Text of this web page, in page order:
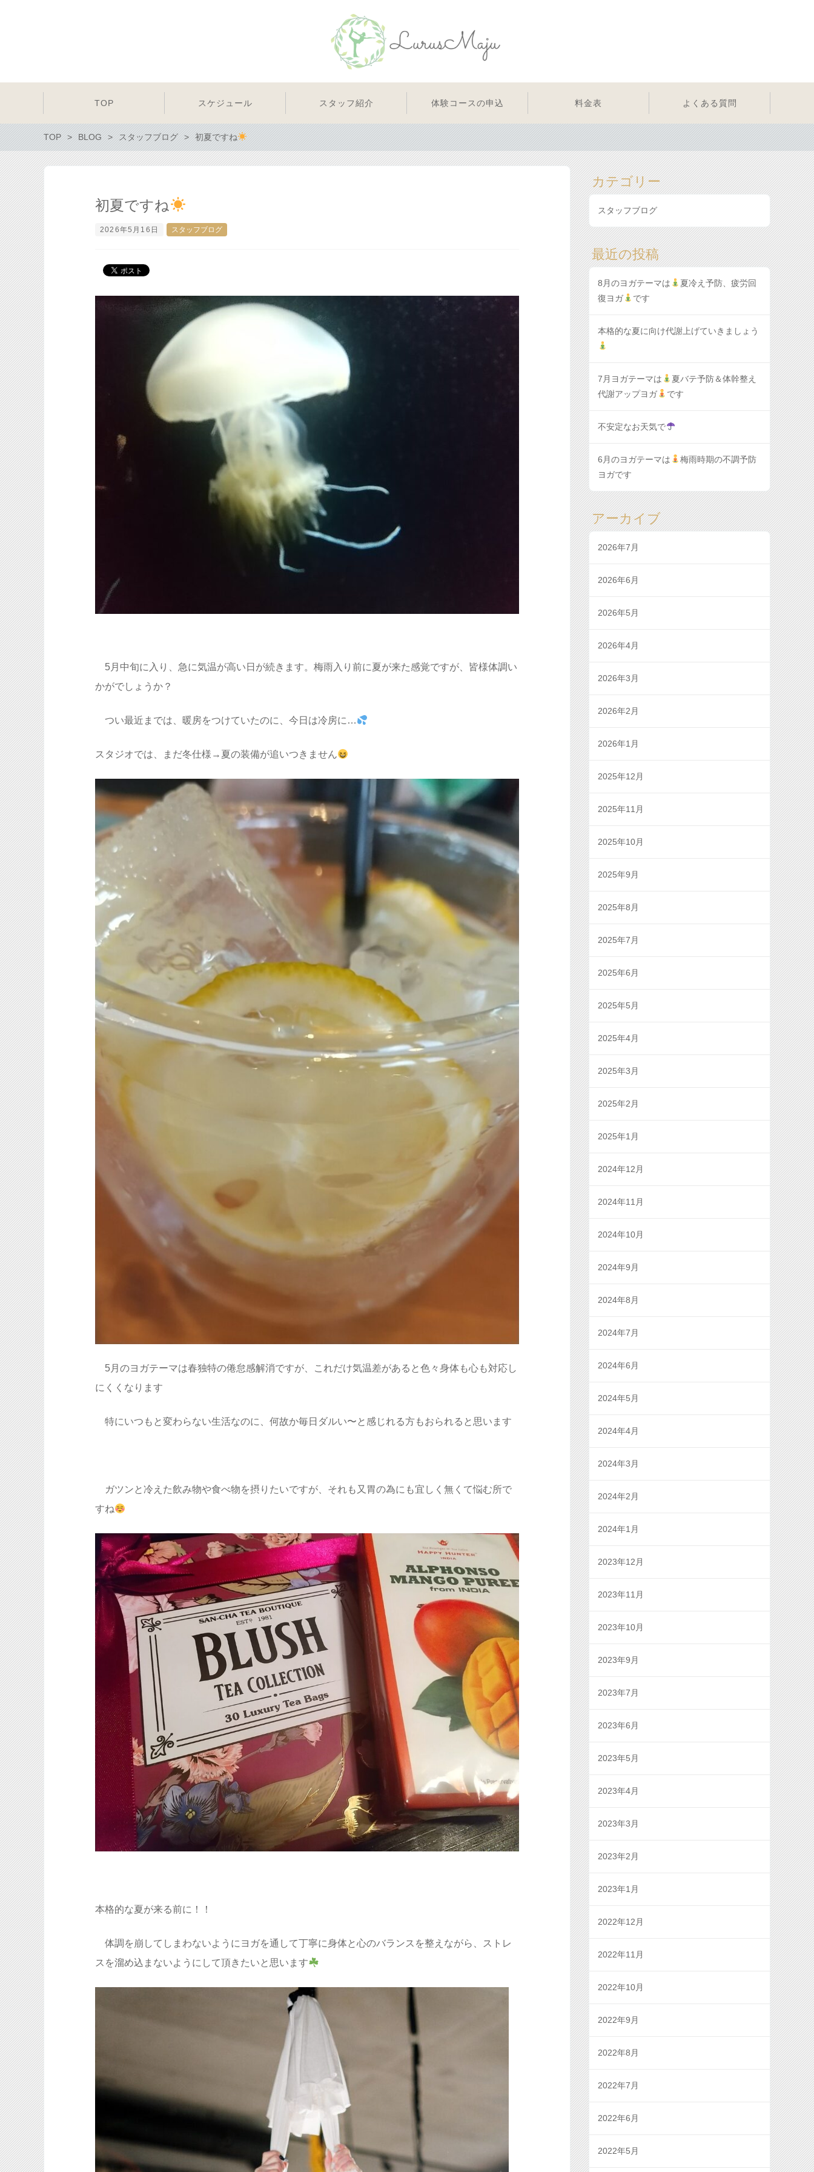
TOP スケジュール スタッフ紹介 体験コースの申込 料金表 よくある質問
TOP BLOG スタッフブログ 初夏ですね
初夏ですね
2026年5月16日 スタッフブログ
5月中旬に入り、急に気温が高い日が続きます。梅雨入り前に夏が来た感覚ですが、皆様体調い
かがでしょうか？
つい最近までは、暖房をつけていたのに、今日は冷房に…
スタジオでは、まだ冬仕様→夏の装備が追いつきません
5月のヨガテーマは春独特の倦怠感解消ですが、これだけ気温差があると色々身体も心も対応し
にくくなります
特にいつもと変わらない生活なのに、何故か毎日ダルい〜と感じれる方もおられると思います
ガツンと冷えた飲み物や食べ物を摂りたいですが、それも又胃の為にも宜しく無くて悩む所で
すね
本格的な夏が来る前に！！
体調を崩してしまわないようにヨガを通して丁寧に身体と心のバランスを整えながら、ストレ
スを溜め込まないようにして頂きたいと思います
カテゴリー
スタッフブログ
最近の投稿
8月のヨガテーマは
夏冷え予防、疲労回
復ヨガ
です
本格的な夏に向け代謝上げていきましょう
7月ヨガテーマは
夏バテ予防＆体幹整え
代謝アップヨガ
です
不安定なお天気で
6月のヨガテーマは
梅雨時期の不調予防
ヨガです
アーカイブ
2026年7月
2026年6月
2026年5月
2026年4月
2026年3月
2026年2月
2026年1月
2025年12月
2025年11月
2025年10月
2025年9月
2025年8月
2025年7月
2025年6月
2025年5月
2025年4月
2025年3月
2025年2月
2025年1月
2024年12月
2024年11月
2024年10月
2024年9月
2024年8月
2024年7月
2024年6月
2024年5月
2024年4月
2024年3月
2024年2月
2024年1月
2023年12月
2023年11月
2023年10月
2023年9月
2023年7月
2023年6月
2023年5月
2023年4月
2023年3月
2023年2月
2023年1月
2022年12月
2022年11月
2022年10月
2022年9月
2022年8月
2022年7月
2022年6月
2022年5月